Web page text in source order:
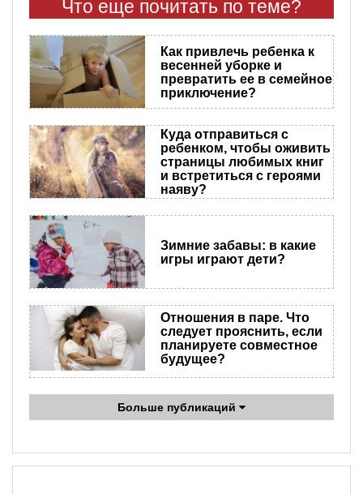
Что еще почитать по теме?
Как привлечь ребенка к
весенней уборке и
превратить ее в семейное
приключение?
Куда отправиться с
ребенком, чтобы оживить
страницы любимых книг
и встретиться с героями
наяву?
Зимние забавы: в какие
игры играют дети?
Отношения в паре. Что
следует прояснить, если
планируете совместное
будущее?
Больше публикаций